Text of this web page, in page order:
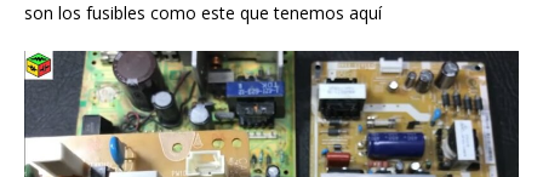
son los fusibles como este que tenemos aquí